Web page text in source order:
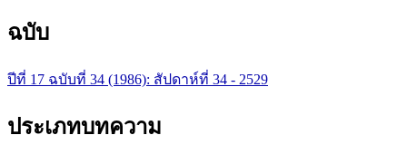
ฉบับ
ปีที่ 17 ฉบับที่ 34 (1986): สัปดาห์ที่ 34 - 2529
ประเภทบทความ